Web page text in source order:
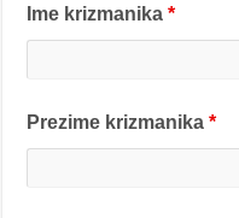
Ime krizmanika*
Prezime krizmanika*